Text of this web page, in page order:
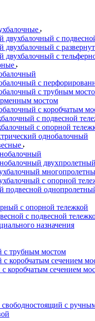
двухбалочный с
двухбалочный с
двухбалочный с
с
с трубным
мостом
с коробчатым
с подвесной
с опорной
однобалочный
двухпролетный
с опорной
подвесной
с опорной тележкой
с подвесной
назначения
с трубным мостом
коробчатым сечением
коробчатым сечением
с